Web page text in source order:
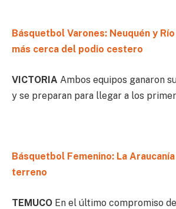
Básquetbol Varones: Neuquén y
más cerca del podio cestero
VICTORIA Ambos equipos ganaron
y se preparan para llegar a los
Básquetbol Femenino: La
terreno
TEMUCO En el último compromiso